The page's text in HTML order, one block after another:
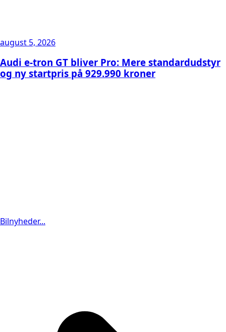
august 5, 2026
Audi e-tron GT bliver Pro: Mere standardudstyr
og ny startpris på 929.990 kroner
Bilnyheder...